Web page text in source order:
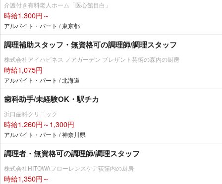
介護付き有料老人ホーム「医心館目白」
時給1,300円～
アルバイト・パート / 東京都
調理補助スタッフ・無資格可の調理師/調理スタッフ
株式会社アイハピネス ノアガーデン プレザント芸術の森内の厨房
時給1,075円
アルバイト・パート / 北海道
歯科助手/未経験OK・駅チカ
浜口歯科クリニック
時給1,260円～1,300円
アルバイト・パート / 神奈川県
調理者・無資格可の調理師/調理スタッフ
株式会社HITOWAフローレンスケア荻窪内の厨房
時給1,350円～